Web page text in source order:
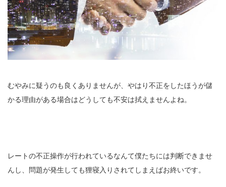
むやみに疑うのも良くありませんが、やはり不正をしたほうが儲
かる理由がある場合はどうしても不安は拭えませんよね。
レートの不正操作が行われているなんて僕たちには判断できませ
んし、問題が発生しても狸寝入りされてしまえばお終いです。